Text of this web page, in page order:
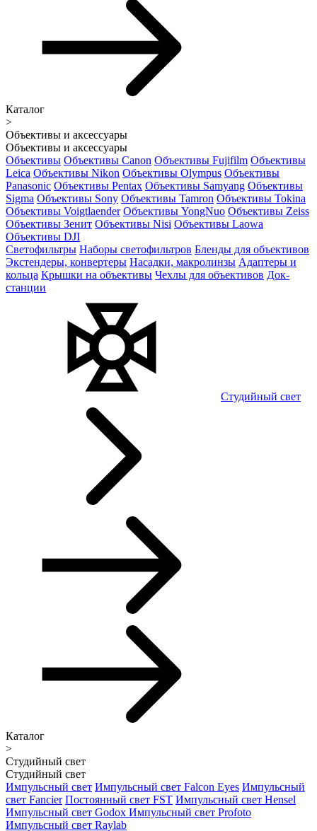
Каталог
>
Объективы и аксессуары
Объективы и аксессуары
Объективы Объективы Canon Объективы Fujifilm Объективы
Leica Объективы Nikon Объективы Olympus Объективы
Panasonic Объективы Pentax Объективы Samyang Объективы
Sigma Объективы Sony Объективы Tamron Объективы Tokina
Объективы Voigtlaender Объективы YongNuo Объективы Zeiss
Объективы Зенит Объективы Nisi Объективы Laowa
Объективы DJI
Светофильтры Наборы светофильтров Бленды для объективов
Экстендеры, конвертеры Насадки, макролинзы Адаптеры и
кольца Крышки на объективы Чехлы для объективов Док-
станции
Студийный свет
Каталог
>
Студийный свет
Студийный свет
Импульсный свет Импульсный свет Falcon Eyes Импульсный
свет Fancier Постоянный свет FST Импульсный свет Hensel
Импульсный свет Godox Импульсный свет Profoto
Импульсный свет Raylab